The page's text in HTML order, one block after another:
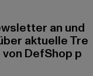
an und
aktuelle Tre
DefShop p